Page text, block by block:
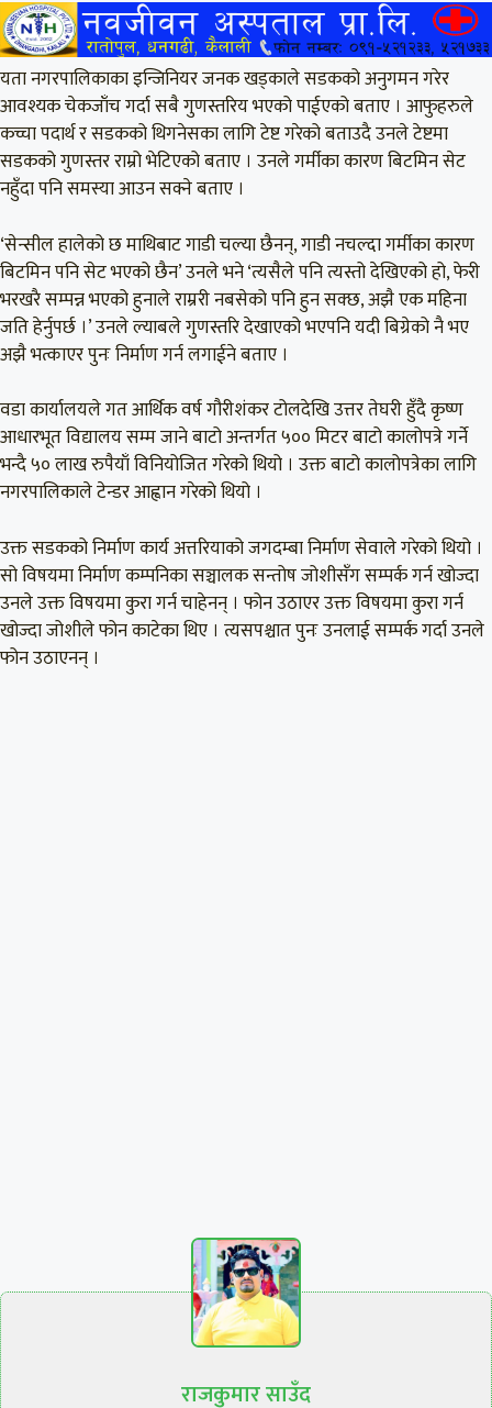
यता नगरपालिकाका इन्जिनियर जनक खड्काले सडकको अनुगमन गरेर
आवश्यक चेकजाँच गर्दा सबै गुणस्तरिय भएको पाईएको बताए । आफुहरुले
कच्चा पदार्थ र सडकको थिगनेसका लागि टेष्ट गरेको बताउदै उनले टेष्टमा
सडकको गुणस्तर राम्रो भेटिएको बताए । उनले गर्मीका कारण बिटमिन सेट
नहुँदा पनि समस्या आउन सक्ने बताए ।
‘सेन्सील हालेको छ माथिबाट गाडी चल्या छैनन्, गाडी नचल्दा गर्मीका कारण
बिटमिन पनि सेट भएको छैन’ उनले भने ‘त्यसैले पनि त्यस्तो देखिएको हो, फेरी
भरखरै सम्पन्न भएको हुनाले राम्ररी नबसेको पनि हुन सक्छ, अझै एक महिना
जति हेर्नुपर्छ ।’ उनले ल्याबले गुणस्तरि देखाएको भएपनि यदी बिग्रेको नै भए
अझै भत्काएर पुनः निर्माण गर्न लगाईने बताए ।
वडा कार्यालयले गत आर्थिक वर्ष गौरीशंकर टोलदेखि उत्तर तेघरी हुँदै कृष्ण
आधारभूत विद्यालय सम्म जाने बाटो अन्तर्गत ५०० मिटर बाटो कालोपत्रे गर्ने
भन्दै ५० लाख रुपैयाँ विनियोजित गरेको थियो । उक्त बाटो कालोपत्रेका लागि
नगरपालिकाले टेन्डर आह्वान गरेको थियो ।
उक्त सडकको निर्माण कार्य अत्तरियाको जगदम्बा निर्माण सेवाले गरेको थियो ।
सो विषयमा निर्माण कम्पनिका सञ्चालक सन्तोष जोशीसँग सम्पर्क गर्न खोज्दा
उनले उक्त विषयमा कुरा गर्न चाहेनन् । फोन उठाएर उक्त विषयमा कुरा गर्न
खोज्दा जोशीले फोन काटेका थिए । त्यसपश्चात पुनः उनलाई सम्पर्क गर्दा उनले
फोन उठाएनन् ।
राजकुमार साउँद